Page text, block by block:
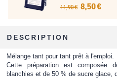
11,90 € 8,50 €
DESCRIPTION
Mélange tant pour tant prêt à l'emploi.
Cette préparation est composée
blanchies et de 50 % de sucre glace,